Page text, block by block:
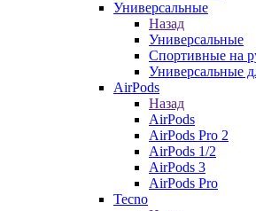
Универсальные
Назад
Универсальные
Спортивные на
Универсальные
AirPods
Назад
AirPods
AirPods Pro 2
AirPods 1/2
AirPods 3
AirPods Pro
Tecno